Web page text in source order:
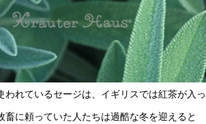
れているセージは、イギリスでは紅茶が入っ
に頼っていた人たちは過酷な冬を迎えると